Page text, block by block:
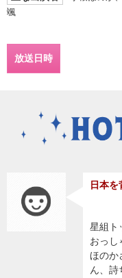
颯
放送日時
日本
星組ト
おっし
ほのか
ん、詩